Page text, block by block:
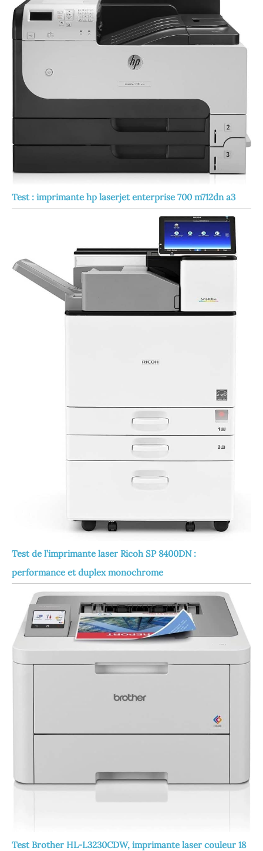
Test : imprimante hp laserjet enterprise 700 m712dn a3
Test de l’imprimante laser Ricoh SP 8400DN :
performance et duplex monochrome
Test Brother HL-L3230CDW, imprimante laser couleur 18